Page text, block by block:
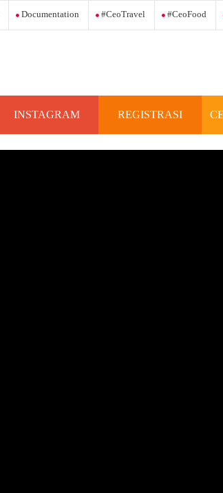
Documentation #ceoTravel #ceoFood
INSTAGRAM REGISTRASI